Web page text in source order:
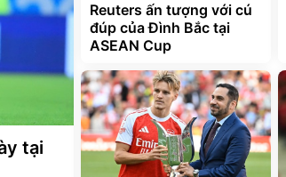
tại
Reuters ấn tượng với cú
đúp của Đình Bắc tại
ASEAN Cup